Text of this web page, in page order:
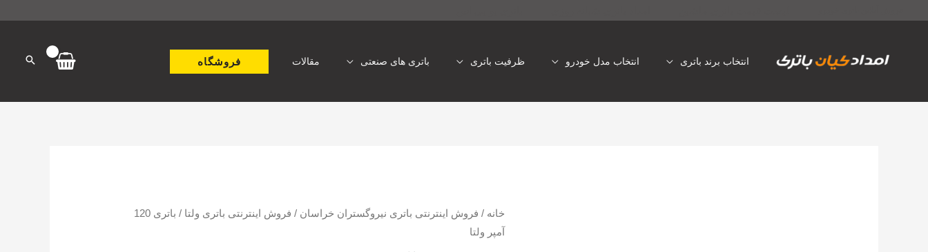
انتخاب برند باتری انتخاب مدل خودرو ظرفیت باتری باتری های صنعتی مقالات فروشگاه
خانه / فروش اینترنتی باتری نیروگستران خراسان / فروش اینترنتی باتری ولتا
/ باتری 120
آمپر ولتا